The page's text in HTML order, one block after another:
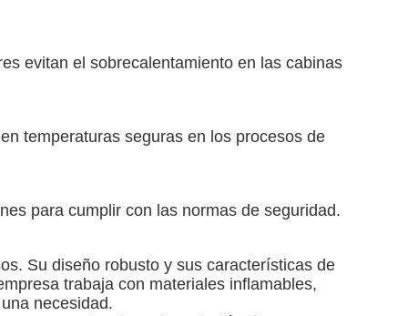
evitan el sobrecalentamiento en las cabinas
temperaturas seguras en los procesos de
para cumplir con las normas de seguridad.
Su diseño robusto y sus características de
trabaja con materiales inflamables,
necesidad.